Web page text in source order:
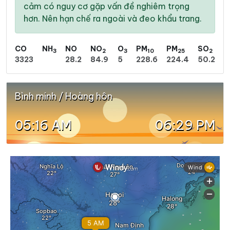
cảm có nguy cơ gặp vấn đề nghiêm trọng
hơn. Nên hạn chế ra ngoài và đeo khẩu trang.
CO
3323
NH3
NO
28.2
NO2
84.9
O3
5
PM10
228.6
PM25
224.4
SO2
50.2
Bình minh / Hoàng hôn
05:16 AM 06:29 PM